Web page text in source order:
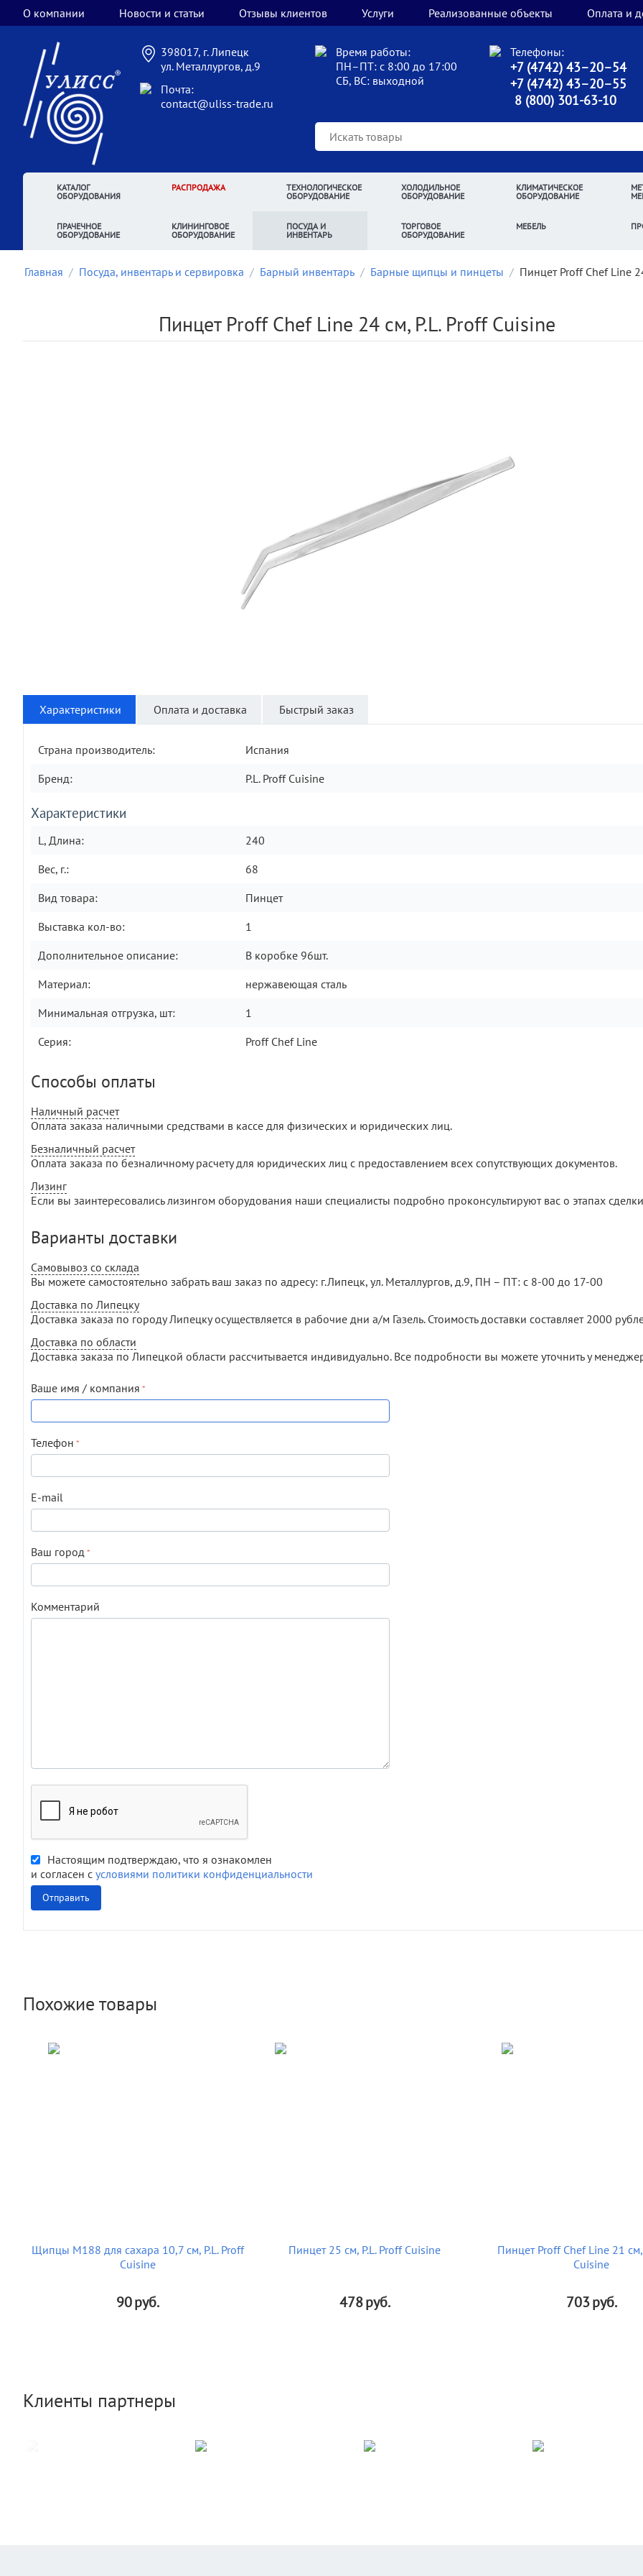
О компании Новости и статьи Отзывы клиентов Услуги Реализованные объекты Оплата и
398017, г. Липецк
ул. Металлургов, д.9
Почта:
contact@uliss-trade.ru
Время работы:
ПН–ПТ: с 8:00 до 17:00
СБ, ВС: выходной
Телефоны:
+7 (4742) 43–20–54
+7 (4742) 43–20–55
8 (800) 301-63-10
КАТАЛОГ
ОБОРУДОВАНИЯ
РАСПРОДАЖА
ТЕХНОЛОГИЧЕСКОЕ
ОБОРУДОВАНИЕ
ХОЛОДИЛЬНОЕ
ОБОРУДОВАНИЕ
КЛИМАТИЧЕСКОЕ
ОБОРУДОВАНИЕ
ПРАЧЕЧНОЕ
ОБОРУДОВАНИЕ
КЛИНИНГОВОЕ
ОБОРУДОВАНИЕ
ПОСУДА И
ИНВЕНТАРЬ
ТОРГОВОЕ
ОБОРУДОВАНИЕ
МЕБЕЛЬ
Главная / Посуда, инвентарь и сервировка / Барный инвентарь / Барные щипцы и пинцеты / Пинцет Proff Chef Line
Пинцет Proff Chef Line 24 см, P.L. Proff Cuisine
Характеристики Оплата и доставка Быстрый заказ
Страна производитель:
Испания
Бренд:
P.L. Proff Cuisine
Характеристики
L, Длина:
240
Вес, г.:
68
Вид товара:
Пинцет
Выставка кол-во:
1
Дополнительное описание:
В коробке 96шт.
Материал:
нержавеющая сталь
Минимальная отгрузка, шт:
1
Серия:
Proff Chef Line
Способы оплаты
Наличный расчет
Оплата заказа наличными средствами в кассе для физических и юридических лиц.
Безналичный расчет
Оплата заказа по безналичному расчету для юридических лиц с предоставлением всех сопутствующих документов.
Лизинг
Если вы заинтересовались лизингом оборудования наши специалисты подробно проконсультируют вас о этапах
Варианты доставки
Самовывоз со склада
Вы можете самостоятельно забрать ваш заказ по адресу: г.Липецк, ул. Металлургов, д.9, ПН – ПТ: с 8-00 до 17-00
Доставка по Липецку
Доставка заказа по городу Липецку осуществляется в рабочие дни а/м Газель. Стоимость доставки составляет 2000
Доставка по области
Доставка заказа по Липецкой области рассчитывается индивидуально. Все подробности вы можете уточнить у
Ваше имя / компания
Телефон
E-mail
Ваш город
Комментарий
Настоящим подтверждаю, что я ознакомлен
и согласен с условиями политики конфиденциальности
Отправить
Похожие товары
Щипцы М188 для сахара 10,7 см, P.L. Proff
Cuisine
90руб.
Пинцет 25 см, P.L. Proff Cuisine
478руб.
Пинцет Proff Chef Line 21 см,
Cuisine
703руб.
Клиенты партнеры